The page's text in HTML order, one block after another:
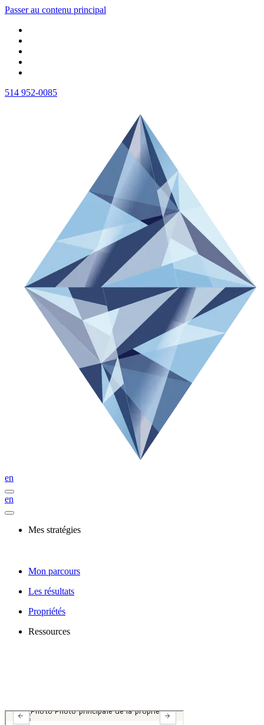
Passer au contenu principal
514 952-0085
en
en
Mes stratégies
Mon parcours
Les résultats
Propriétés
Ressources